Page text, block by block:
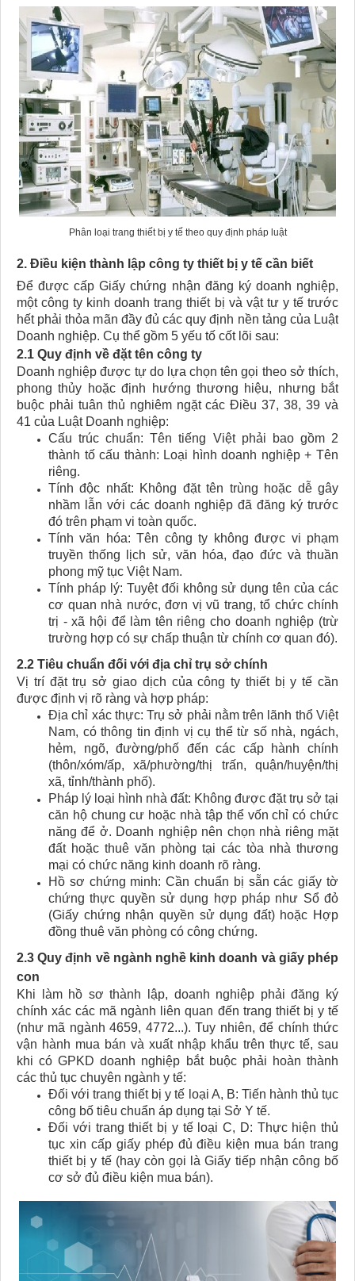
Phân loại trang thiết bị y tế theo quy định pháp luật
2. Điều kiện thành lập công ty thiết bị y tế cần biết
Để được cấp Giấy chứng nhận đăng ký doanh nghiệp,
một công ty kinh doanh trang thiết bị và vật tư y tế trước
hết phải thỏa mãn đầy đủ các quy định nền tảng của Luật
Doanh nghiệp. Cụ thể gồm 5 yếu tố cốt lõi sau:
2.1 Quy định về đặt tên công ty
Doanh nghiệp được tự do lựa chọn tên gọi theo sở thích,
phong thủy hoặc định hướng thương hiệu, nhưng bắt
buộc phải tuân thủ nghiêm ngặt các Điều 37, 38, 39 và
41 của Luật Doanh nghiệp:
Cấu trúc chuẩn: Tên tiếng Việt phải bao gồm 2
thành tố cấu thành: Loại hình doanh nghiệp + Tên
riêng.
Tính độc nhất: Không đặt tên trùng hoặc dễ gây
nhầm lẫn với các doanh nghiệp đã đăng ký trước
đó trên phạm vi toàn quốc.
Tính văn hóa: Tên công ty không được vi phạm
truyền thống lịch sử, văn hóa, đạo đức và thuần
phong mỹ tục Việt Nam.
Tính pháp lý: Tuyệt đối không sử dụng tên của các
cơ quan nhà nước, đơn vị vũ trang, tổ chức chính
trị - xã hội để làm tên riêng cho doanh nghiệp (trừ
trường hợp có sự chấp thuận từ chính cơ quan đó).
2.2 Tiêu chuẩn đối với địa chỉ trụ sở chính
Vị trí đặt trụ sở giao dịch của công ty thiết bị y tế cần
được định vị rõ ràng và hợp pháp:
Địa chỉ xác thực: Trụ sở phải nằm trên lãnh thổ Việt
Nam, có thông tin định vị cụ thể từ số nhà, ngách,
hẻm, ngõ, đường/phố đến các cấp hành chính
(thôn/xóm/ấp, xã/phường/thị trấn, quận/huyện/thị
xã, tỉnh/thành phố).
Pháp lý loại hình nhà đất: Không được đặt trụ sở tại
căn hộ chung cư hoặc nhà tập thể vốn chỉ có chức
năng để ở. Doanh nghiệp nên chọn nhà riêng mặt
đất hoặc thuê văn phòng tại các tòa nhà thương
mại có chức năng kinh doanh rõ ràng.
Hồ sơ chứng minh: Cần chuẩn bị sẵn các giấy tờ
chứng thực quyền sử dụng hợp pháp như Sổ đỏ
(Giấy chứng nhận quyền sử dụng đất) hoặc Hợp
đồng thuê văn phòng có công chứng.
2.3 Quy định về ngành nghề kinh doanh và giấy phép
con
Khi làm hồ sơ thành lập, doanh nghiệp phải đăng ký
chính xác các mã ngành liên quan đến trang thiết bị y tế
(như mã ngành 4659, 4772...). Tuy nhiên, để chính thức
vận hành mua bán và xuất nhập khẩu trên thực tế, sau
khi có GPKD doanh nghiệp bắt buộc phải hoàn thành
các thủ tục chuyên ngành y tế:
Đối với trang thiết bị y tế loại A, B: Tiến hành thủ tục
công bố tiêu chuẩn áp dụng tại Sở Y tế.
Đối với trang thiết bị y tế loại C, D: Thực hiện thủ
tục xin cấp giấy phép đủ điều kiện mua bán trang
thiết bị y tế (hay còn gọi là Giấy tiếp nhận công bố
cơ sở đủ điều kiện mua bán).